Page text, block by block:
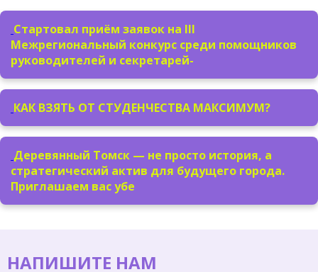
Стартовал приём заявок на III
Межрегиональный конкурс среди помощников
руководителей и секретарей-
КАК ВЗЯТЬ ОТ СТУДЕНЧЕСТВА МАКСИМУМ?
Деревянный Томск — не просто история, а
стратегический актив для будущего города.
Приглашаем вас убе
НАПИШИТЕ НАМ